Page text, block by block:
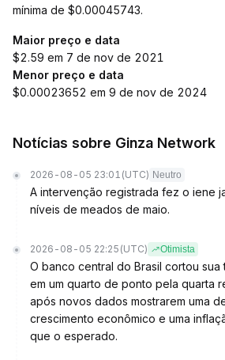
mínima de $0.00045743.
Maior preço e data
$2.59 em 7 de nov de 2021
Menor preço e data
$0.00023652 em 9 de nov de 2024
Notícias sobre Ginza Network
2026-08-05 23:01 (UTC) Neutro
A intervenção registrada fez o iene
níveis de meados de maio.
2026-08-05 22:25 (UTC) Otimista
O banco central do Brasil cortou sua
em um quarto de ponto pela quarta
após novos dados mostrarem uma
crescimento econômico e uma
que o esperado.